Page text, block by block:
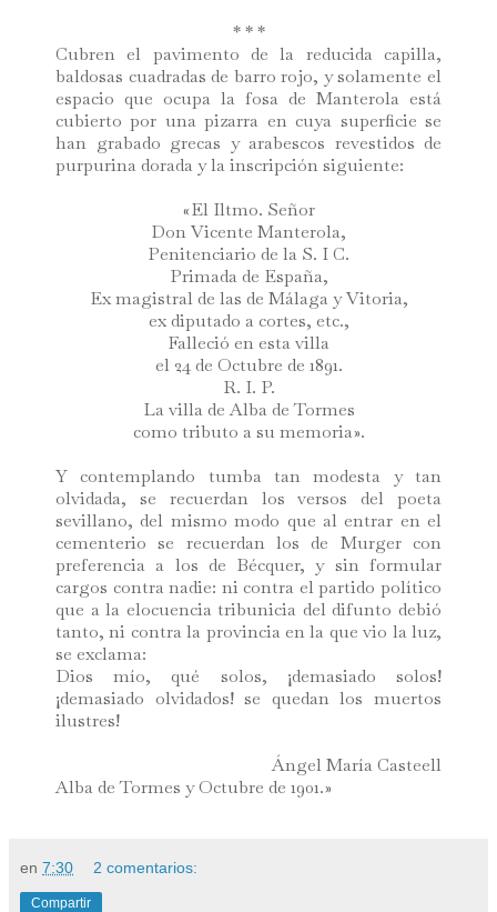
* * *
Cubren el pavimento de la reducida capilla,
baldosas cuadradas de barro rojo, y solamente el
espacio que ocupa la fosa de Manterola está
cubierto por una pizarra en cuya superficie se
han grabado grecas y arabescos revestidos de
purpurina dorada y la inscripción siguiente:
«El Iltmo. Señor
Don Vicente Manterola,
Penitenciario de la S. I C.
Primada de España,
Ex magistral de las de Málaga y Vitoria,
ex diputado a cortes, etc.,
Falleció en esta villa
el 24 de Octubre de 1891.
R. I. P.
La villa de Alba de Tormes
como tributo a su memoria».
Y contemplando tumba tan modesta y tan
olvidada, se recuerdan los versos del poeta
sevillano, del mismo modo que al entrar en el
cementerio se recuerdan los de Murger con
preferencia a los de Bécquer, y sin formular
cargos contra nadie: ni contra el partido político
que a la elocuencia tribunicia del difunto debió
tanto, ni contra la provincia en la que vio la luz,
se exclama:
Dios mío, qué solos, ¡demasiado solos!
¡demasiado olvidados! se quedan los muertos
ilustres!
Ángel María Casteell
Alba de Tormes y Octubre de 1901.»
en 7:30 2 comentarios:
Compartir